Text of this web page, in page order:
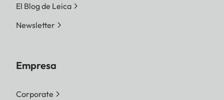
El Blog de Leica
Newsletter
Empresa
Corporate